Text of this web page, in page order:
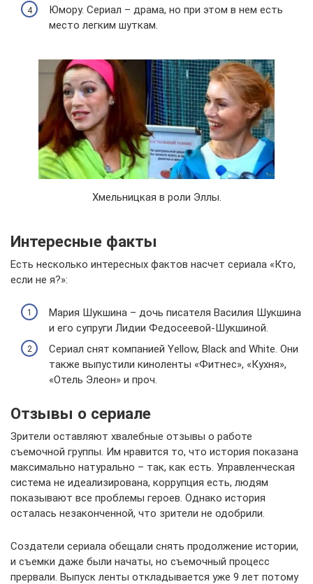
Юмору. Сериал – драма, но при этом в нем есть
место легким шуткам.
Хмельницкая в роли Эллы.
Интересные факты
Есть несколько интересных фактов насчет сериала «Кто,
если не я?»:
Мария Шукшина – дочь писателя Василия Шукшина
и его супруги Лидии Федосеевой-Шукшиной.
Сериал снят компанией Yellow, Black and White. Они
также выпустили киноленты «Фитнес», «Кухня»,
«Отель Элеон» и проч.
Отзывы о сериале
Зрители оставляют хвалебные отзывы о работе
съемочной группы. Им нравится то, что история показана
максимально натурально – так, как есть. Управленческая
система не идеализирована, коррупция есть, людям
показывают все проблемы героев. Однако история
осталась незаконченной, что зрители не одобрили.
Создатели сериала обещали снять продолжение истории,
и съемки даже были начаты, но съемочный процесс
прервали. Выпуск ленты откладывается уже 9 лет потому